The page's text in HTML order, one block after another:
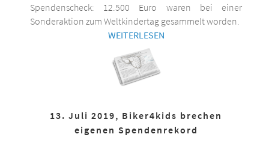
Spendenscheck: 12.500 Euro waren bei einer
Sonderaktion zum Weltkindertag gesammelt worden.
WEITERLESEN
13. Juli 2019, Biker4kids brechen
eigenen Spendenrekord